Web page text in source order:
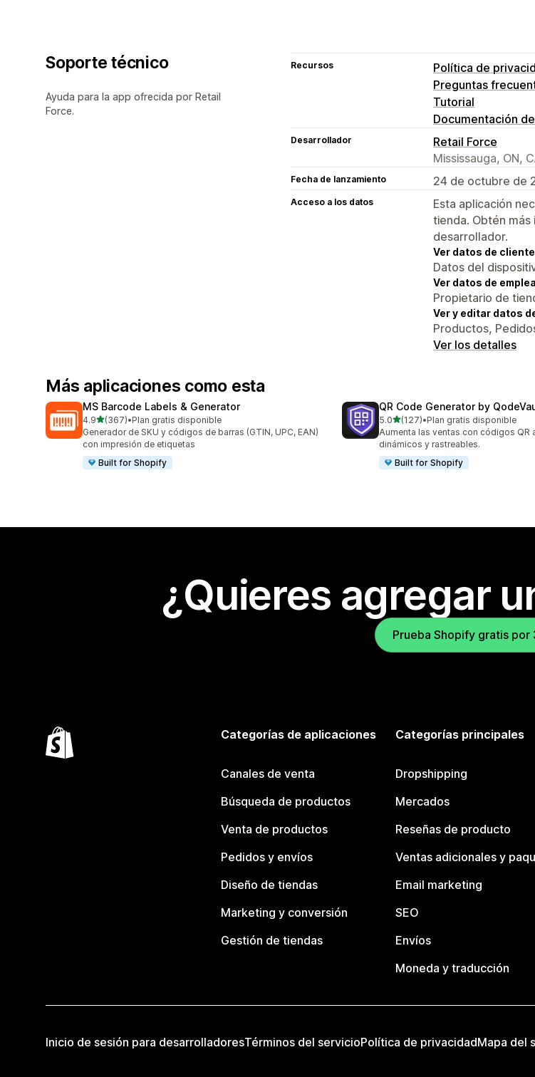
Soporte técnico
Ayuda para la app ofrecida por Retail
Force.
Recursos
Política de
Preguntas
Tutorial
Documentación
Desarrollador
Retail Force
Mississauga, ON,
Fecha de lanzamiento 24 de octubre de
Acceso a los datos
Esta aplicación
tienda. Obtén más
desarrollador.
Ver datos de
Datos del
Ver datos de
Propietario de
Ver y editar datos
Productos,
Ver los detalles
Más aplicaciones como esta
MS Barcode Labels & Generator
4.9de 5 estrellas
(367)
367 reseñas en total
•Plan gratis disponible
Generador de SKU y códigos de barras (GTIN, UPC, EAN)
con impresión de etiquetas
Built for Shopify
QR Code Generator by
5.0de 5 estrellas
(127)
127 reseñas en total
•Plan gratis disponible
Aumenta las ventas con códigos QR
dinámicos y rastreables.
Built for Shopify
¿Quieres agregar
Prueba Shopify gratis por
Categorías de aplicaciones
Canales de venta
Búsqueda de productos
Venta de productos
Pedidos y envíos
Diseño de tiendas
Marketing y conversión
Gestión de tiendas
Categorías principales
Dropshipping
Mercados
Reseñas de producto
Ventas adicionales y
Email marketing
SEO
Envíos
Moneda y traducción
Inicio de sesión para desarrolladoresTérminos del servicioPolítica de privacidadMapa del